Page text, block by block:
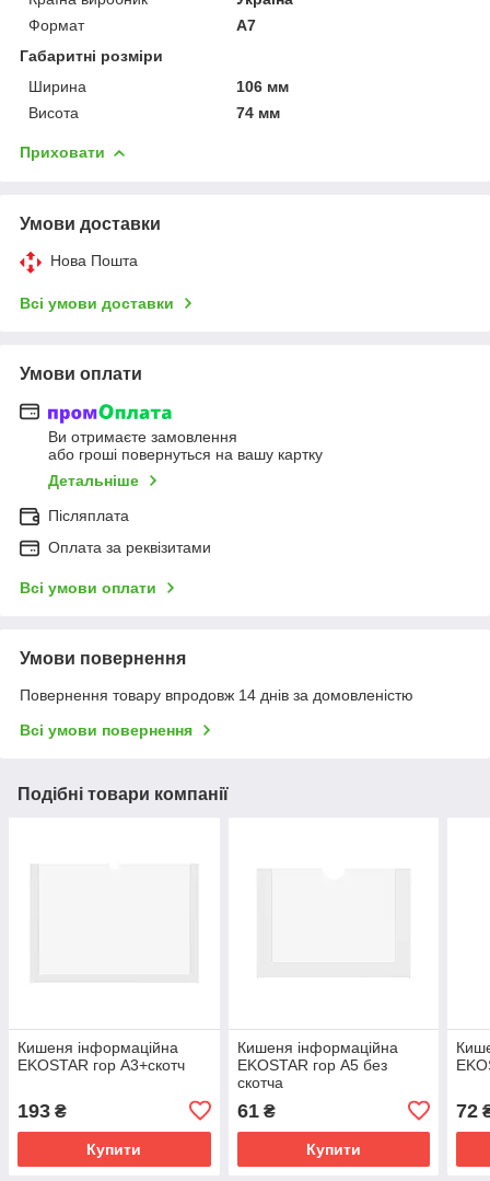
Формат
A7
Габаритні розміри
Ширина
106 мм
Висота
74 мм
Приховати
Умови доставки
Нова Пошта
Всі умови доставки
Умови оплати
Ви отримаєте замовлення
або гроші повернуться на вашу картку
Детальніше
Післяплата
Оплата за реквізитами
Всі умови оплати
Умови повернення
Повернення товару впродовж 14 днів за домовленістю
Всі умови повернення
Подібні товари компанії
Кишеня інформаційна
EKOSTAR гор А3+скотч
193 ₴
Купити
Кишеня інформаційна
EKOSTAR гор А5 без
скотча
61₴
Купити
72